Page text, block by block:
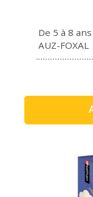
De 5 à 8 ans
AUZ-FOXAL